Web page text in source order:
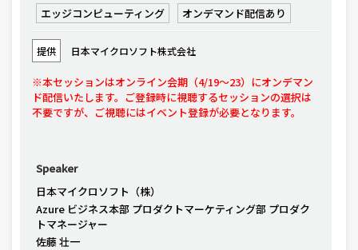
エッジコンピューティング オンデマンド配信あり
提供 日本マイクロソフト株式会社
※本セッションはオンライン会期（4/19〜23）にオンデマン
ド配信いたします。ご登録時に視聴するセッションの選択は
不要ですが、ご視聴にはイベント登録が必要となります。
Speaker
日本マイクロソフト（株）
Azure ビジネス本部 プロダクトマーケティング部 プロダク
トマネージャー
佐藤 壮一